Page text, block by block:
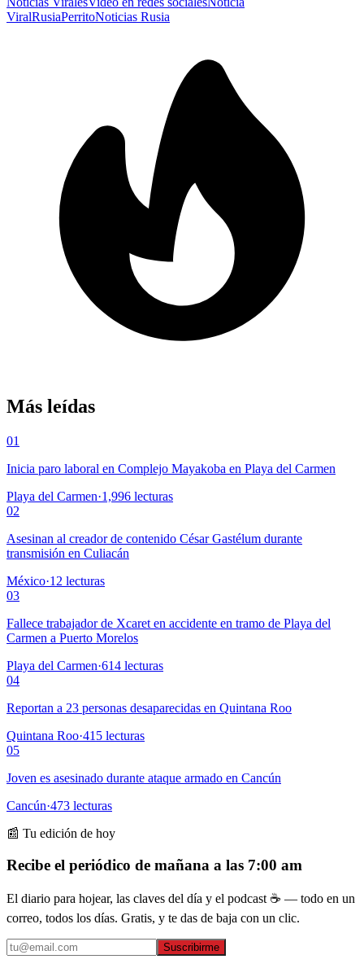
ViralRusiaPerritoNoticias Rusia
Más leídas
01
Inicia paro laboral en Complejo Mayakoba en Playa del Carmen
Playa del Carmen·1,996 lecturas
02
Asesinan al creador de contenido César Gastélum durante
transmisión en Culiacán
México·12 lecturas
03
Fallece trabajador de Xcaret en accidente en tramo de Playa del
Carmen a Puerto Morelos
Playa del Carmen·614 lecturas
04
Reportan a 23 personas desaparecidas en Quintana Roo
Quintana Roo·415 lecturas
05
Joven es asesinado durante ataque armado en Cancún
Cancún·473 lecturas
📰 Tu edición de hoy
Recibe el periódico de mañana a las 7:00 am
El diario para hojear, las claves del día y el podcast ☕ — todo en un
correo, todos los días. Gratis, y te das de baja con un clic.
Suscribirme